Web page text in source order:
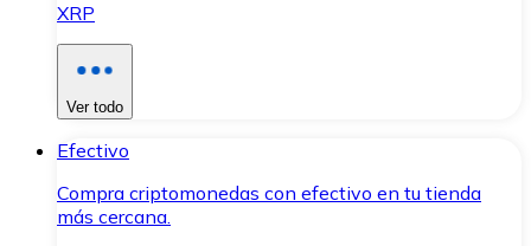
XRP
Ver todo
Efectivo
Compra criptomonedas con efectivo en tu tienda
más cercana.